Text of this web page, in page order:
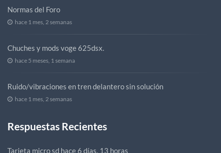
Normas del Foro
hace 1 mes, 2 semanas
Chuches y mods voge 625dsx.
hace 5 meses, 1 semana
Ruido/vibraciones en tren delantero sin solución
hace 1 mes, 2 semanas
Respuestas Recientes
Tarjeta micro sd hace 6 días, 13 horas